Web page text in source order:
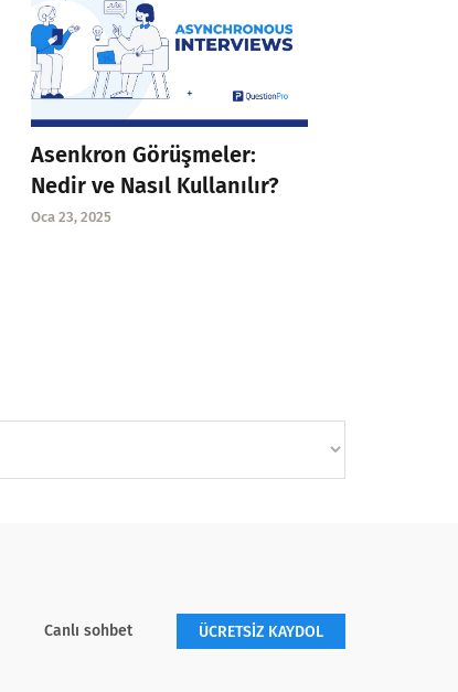
Asenkron Görüşmeler:
Nedir ve Nasıl Kullanılır?
Oca 23, 2025
Canlı sohbet ÜCRETSİZ KAYDOL